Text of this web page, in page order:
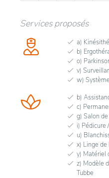
Services proposés
a)
b)
o)
v)
w)
b)
c)
g) Salon
i) Pédicure
u)
x) Linge de
y) Matériel
z) Modèle
Tubbe